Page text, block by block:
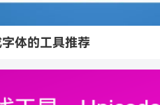
体的工具推荐